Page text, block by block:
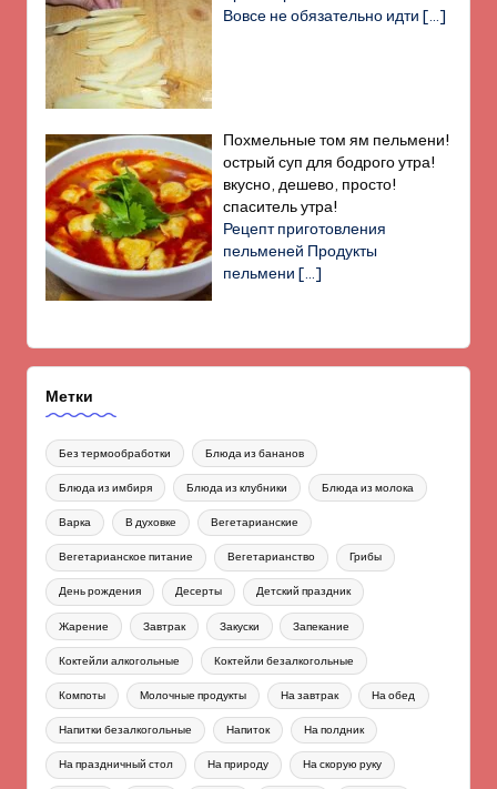
Вовсе не обязательно идти[…]
Похмельные том ям пельмени!
острый суп для бодрого утра!
вкусно, дешево, просто!
спаситель утра!
Рецепт приготовления
пельменей Продукты
пельмени[…]
Метки
Без термообработки Блюда из бананов
Блюда из имбиря Блюда из клубники Блюда из молока
Варка В духовке Вегетарианские
Вегетарианское питание Вегетарианство Грибы
День рождения Десерты Детский праздник
Жарение Завтрак Закуски Запекание
Коктейли алкогольные Коктейли безалкогольные
Компоты Молочные продукты На завтрак На обед
Напитки безалкогольные Напиток На полдник
На праздничный стол На природу На скорую руку